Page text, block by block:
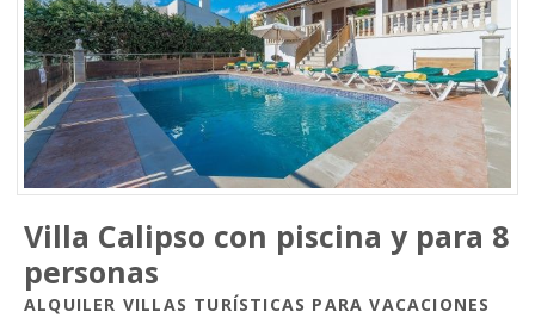
Villa Calipso con piscina y para 8
personas
ALQUILER VILLAS TURÍSTICAS PARA VACACIONES